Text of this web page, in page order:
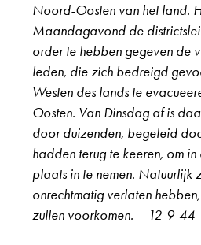
Noord-Oosten van het land.
Maandagavond de
order te hebben gegeven de
leden, die zich bedreigd
Westen des lands te
Oosten. Van Dinsdag af is
door duizenden, begeleid
hadden terug te keeren, om
plaats in te nemen. Natuurlijk
onrechtmatig verlaten
zullen voorkomen. – 12-9-44